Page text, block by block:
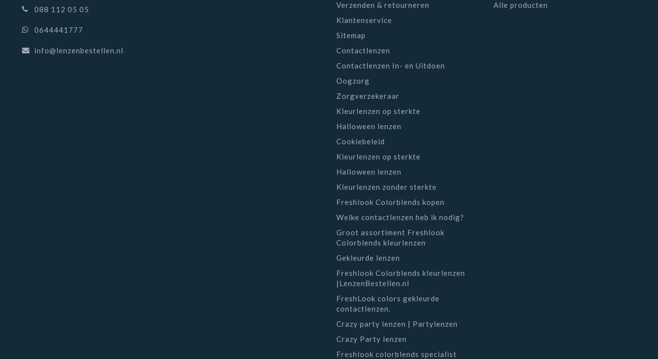
088 112 05 05
0644441777
info@lenzenbestellen.nl
Verzenden & retourneren
Klantenservice
Sitemap
Contactlenzen
Contactlenzen In- en Uitdoen
Oogzorg
Zorgverzekeraar
Kleurlenzen op sterkte
Halloween lenzen
Cookiebeleid
Kleurlenzen op sterkte
Halloween lenzen
Kleurlenzen zonder sterkte
Freshlook Colorblends kopen
Welke contactlenzen heb ik nodig?
Groot assortiment Freshlook
Colorblends kleurlenzen
Gekleurde lenzen
Freshlook Colorblends kleurlenzen
|LenzenBestellen.nl
FreshLook colors gekleurde
contactlenzen.
Crazy party lenzen | Partylenzen
Crazy Party lenzen
Freshlook colorblends specialist
Alle producten